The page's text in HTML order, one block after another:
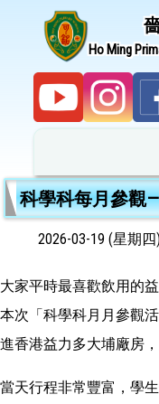
Ho Ming
科學科每月參觀
2026-03-19 (星期四)
大家平時最喜歡飲用的
本次「科學科月月參觀
進香港益力多大埔廠房
當天行程非常豐富，學